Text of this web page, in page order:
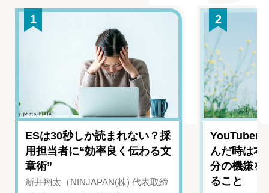
1
ESは30秒しか読まれない？採
用担当者に“効率良く伝わる文
章術”
新井翔太（NINJAPAN(株) 代表取締
2
YouTuber
んだ時は
分の機嫌を
ること